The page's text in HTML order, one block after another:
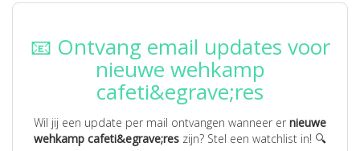
📧 Ontvang email updates voor
nieuwe wehkamp
cafeti&egrave;res
Wil jij een update per mail ontvangen wanneer er nieuwe
wehkamp cafeti&egrave;res zijn? Stel een watchlist in! 🔍